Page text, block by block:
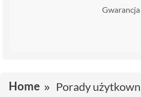
Home Porady